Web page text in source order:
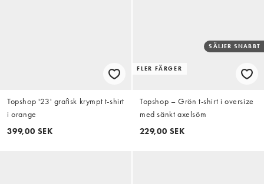
Topshop '23' grafisk krympt t-shirt
i orange
399,00 SEK
FLER FÄRGER
SÄLJER SNABBT
Topshop – Grön t-shirt i oversize
med sänkt axelsöm
229,00 SEK